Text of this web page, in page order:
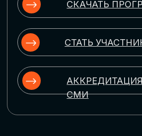
Рассмотрим управление человеческим
комплексные решения для роста
производительности и кейсы
оптимизации процессов найма,
развития, оценки и удержания
ЦИФРОВИЗАЦИЯ
КЛИЕНТСКОГО СЕРВИСА
Разберем кейсы в сфере цифровизации